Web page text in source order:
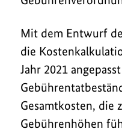
k
s
Mit dem Entwurf
die
Jahr 2021
Gesamtkosten, die
Gebührenhöhen